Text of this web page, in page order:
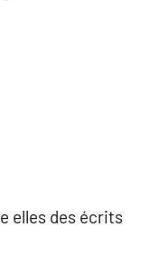
elles des écrits